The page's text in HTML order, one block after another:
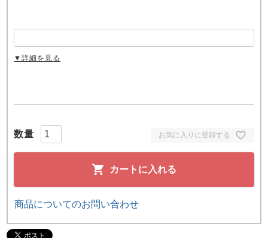
お気に入りに登録する
カートに入れる
▼詳細を見る
商品についてのお問い合わせ